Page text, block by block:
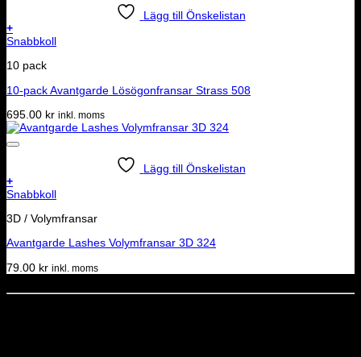
Lägg till Önskelistan
+
Snabbkoll
10 pack
10-pack Avantgarde Lösögonfransar Strass 508
695.00 kr inkl. moms
Lägg till Önskelistan
+
Snabbkoll
3D / Volymfransar
Avantgarde Lashes Volymfransar 3D 324
79.00 kr inkl. moms